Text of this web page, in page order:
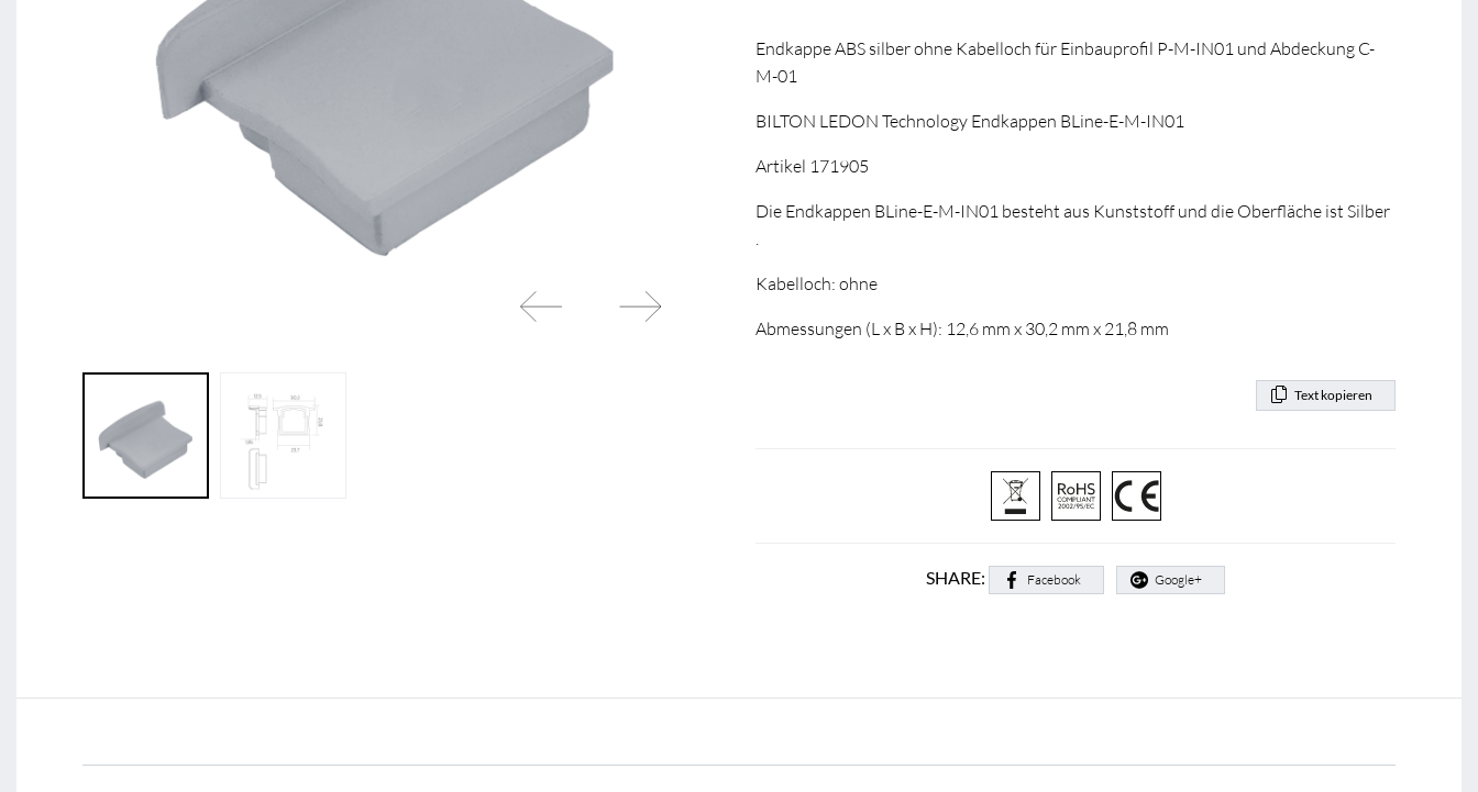
Endkappe ABS silber ohne Kabelloch für Einbauprofil P-M-IN01 und Abdeckung C-
M-01
BILTON LEDON Technology Endkappen BLine-E-M-IN01
Artikel 171905
Die Endkappen BLine-E-M-IN01 besteht aus Kunststoff und die Oberfläche ist Silber
.
Kabelloch: ohne
Abmessungen (L x B x H): 12,6 mm x 30,2 mm x 21,8 mm
Text kopieren
SHARE: Facebook Google+